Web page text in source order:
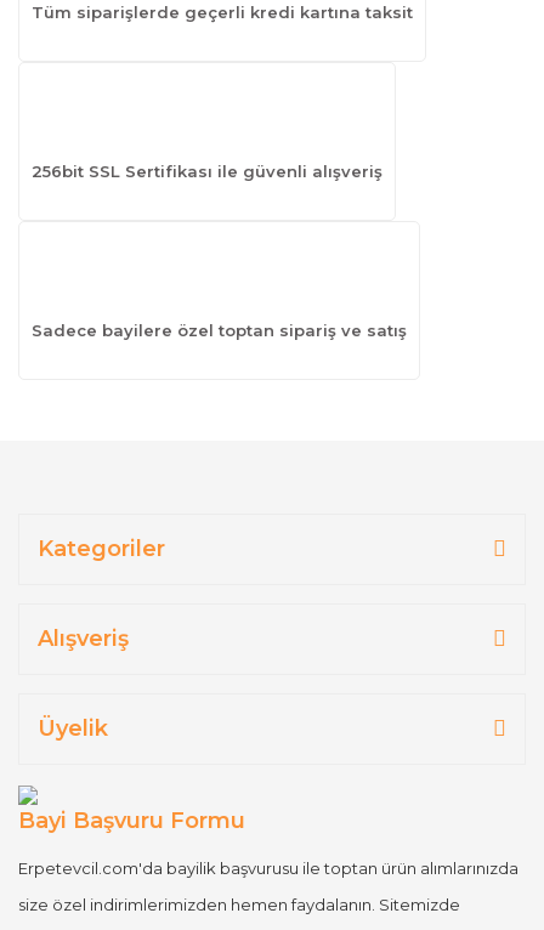
Tüm siparişlerde geçerli kredi kartına taksit
256bit SSL Sertifikası ile güvenli alışveriş
Sadece bayilere özel toptan sipariş ve satış
Kategoriler
Alışveriş
Üyelik
Bayi Başvuru Formu
Erpetevcil.com'da bayilik başvurusu ile toptan ürün alımlarınızda
size özel indirimlerimizden hemen faydalanın. Sitemizde